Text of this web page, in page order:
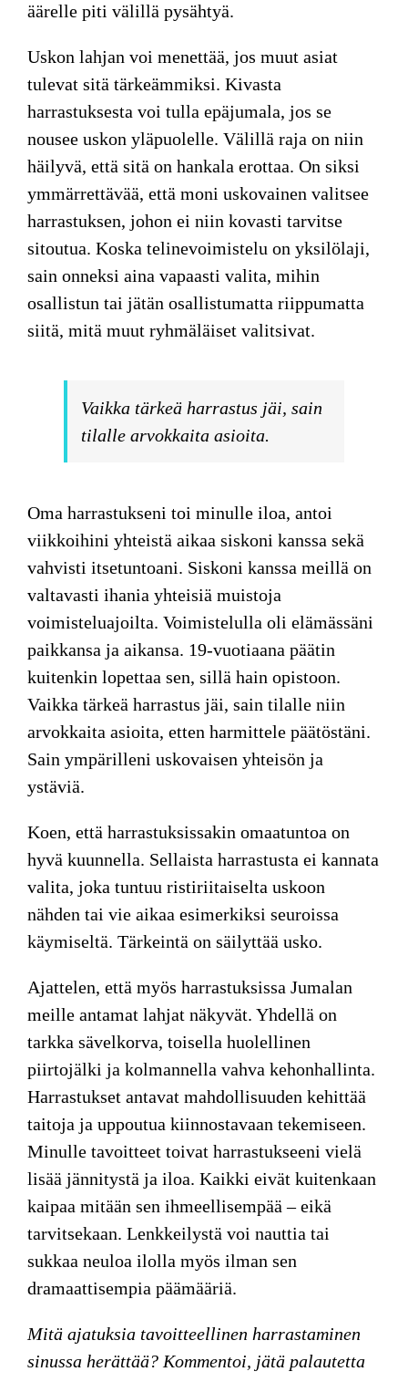
äärelle piti välillä pysähtyä.
Uskon lahjan voi menettää, jos muut asiat
tulevat sitä tärkeämmiksi. Kivasta
harrastuksesta voi tulla epäjumala, jos se
nousee uskon yläpuolelle. Välillä raja on niin
häilyvä, että sitä on hankala erottaa. On siksi
ymmärrettävää, että moni uskovainen valitsee
harrastuksen, johon ei niin kovasti tarvitse
sitoutua. Koska telinevoimistelu on yksilölaji,
sain onneksi aina vapaasti valita, mihin
osallistun tai jätän osallistumatta riippumatta
siitä, mitä muut ryhmäläiset valitsivat.
Vaikka tärkeä harrastus jäi, sain
tilalle arvokkaita asioita.
Oma harrastukseni toi minulle iloa, antoi
viikkoihini yhteistä aikaa siskoni kanssa sekä
vahvisti itsetuntoani. Siskoni kanssa meillä on
valtavasti ihania yhteisiä muistoja
voimisteluajoilta. Voimistelulla oli elämässäni
paikkansa ja aikansa. 19-vuotiaana päätin
kuitenkin lopettaa sen, sillä hain opistoon.
Vaikka tärkeä harrastus jäi, sain tilalle niin
arvokkaita asioita, etten harmittele päätöstäni.
Sain ympärilleni uskovaisen yhteisön ja
ystäviä.
Koen, että harrastuksissakin omaatuntoa on
hyvä kuunnella. Sellaista harrastusta ei kannata
valita, joka tuntuu ristiriitaiselta uskoon
nähden tai vie aikaa esimerkiksi seuroissa
käymiseltä. Tärkeintä on säilyttää usko.
Ajattelen, että myös harrastuksissa Jumalan
meille antamat lahjat näkyvät. Yhdellä on
tarkka sävelkorva, toisella huolellinen
piirtojälki ja kolmannella vahva kehonhallinta.
Harrastukset antavat mahdollisuuden kehittää
taitoja ja uppoutua kiinnostavaan tekemiseen.
Minulle tavoitteet toivat harrastukseeni vielä
lisää jännitystä ja iloa. Kaikki eivät kuitenkaan
kaipaa mitään sen ihmeellisempää – eikä
tarvitsekaan. Lenkkeilystä voi nauttia tai
sukkaa neuloa ilolla myös ilman sen
dramaattisempia päämääriä.
Mitä ajatuksia tavoitteellinen harrastaminen
sinussa herättää? Kommentoi, jätä palautetta